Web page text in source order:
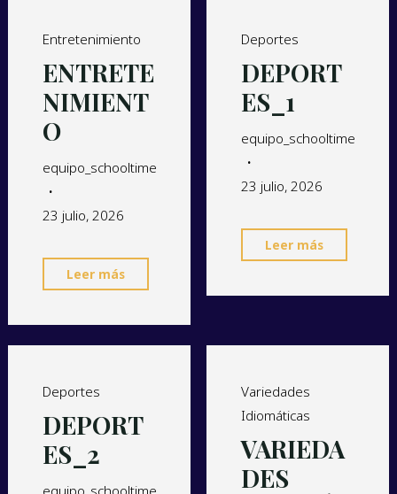
Entretenimiento
ENTRETE
NIMIENT
O
equipo_schooltime
23 julio, 2026
Leer más
Deportes
DEPORT
ES_1
equipo_schooltime
23 julio, 2026
Leer más
Deportes
DEPORT
ES_2
Variedades
Idiomáticas
VARIEDA
DES